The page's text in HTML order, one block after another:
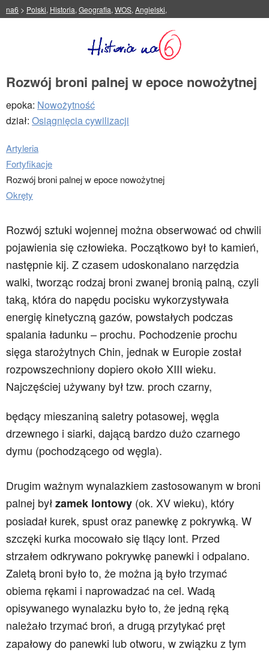
na6 > Polski, Historia, Geografia, WOS, Angielski,
Rozwój broni palnej w epoce nowożytnej
epoka: Nowożytność
dział: Osiągnięcia cywilizacji
Artyleria
Fortyfikacje
Rozwój broni palnej w epoce nowożytnej
Okręty
Rozwój sztuki wojennej można obserwować od chwili
pojawienia się człowieka. Początkowo był to kamień,
następnie kij. Z czasem udoskonalano narzędzia
walki, tworząc rodzaj broni zwanej bronią palną, czyli
taką, która do napędu pocisku wykorzystywała
energię kinetyczną gazów, powstałych podczas
spalania ładunku – prochu. Pochodzenie prochu
sięga starożytnych Chin, jednak w Europie został
rozpowszechniony dopiero około XIII wieku.
Najczęściej używany był tzw. proch czarny,
będący mieszaniną saletry potasowej, węgla
drzewnego i siarki, dającą bardzo dużo czarnego
dymu (pochodzącego od węgla).
Drugim ważnym wynalazkiem zastosowanym w broni
palnej byłzamek lontowy (ok. XV wieku), który
posiadał kurek, spust oraz panewkę z pokrywką. W
szczęki kurka mocowało się tlący lont. Przed
strzałem odkrywano pokrywkę panewki i odpalano.
Zaletą broni było to, że można ją było trzymać
obiema rękami i naprowadzać na cel. Wadą
opisywanego wynalazku było to, że jedną ręką
należało trzymać broń, a drugą przytykać pręt
zapałowy do panewki lub otworu, w związku z tym